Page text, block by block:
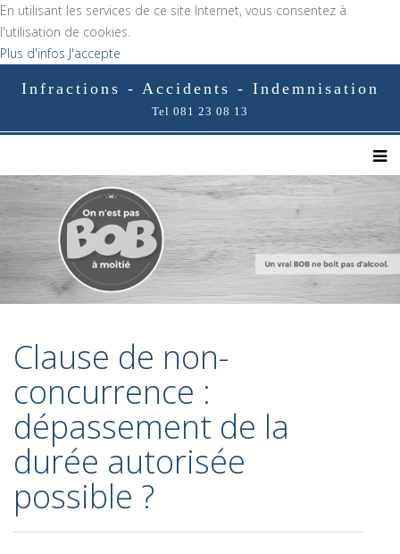
En utilisant les services de ce site Internet, vous consentez à
l'utilisation de cookies.
Plus d'infos J'accepte
Infractions - Accidents - Indemnisation
Tel 081 23 08 13
Clause de non-
concurrence :
dépassement de la
durée autorisée
possible ?